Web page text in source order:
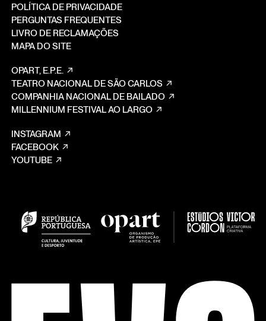
POLÍTICA DE PRIVACIDADE
PERGUNTAS FREQUENTES
LIVRO DE RECLAMAÇÕES
MAPA DO SITE
OPART, E.P.E.
TEATRO NACIONAL DE SÃO CARLOS
COMPANHIA NACIONAL DE BAILADO
MILLENNIUM FESTIVAL AO LARGO
INSTAGRAM
FACEBOOK
YOUTUBE